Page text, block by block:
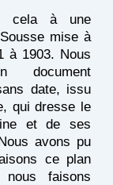
cela à une
mise à
à 1903. Nous
document
date, issu
qui dresse le
et de ses
avons pu
ce plan
faisons